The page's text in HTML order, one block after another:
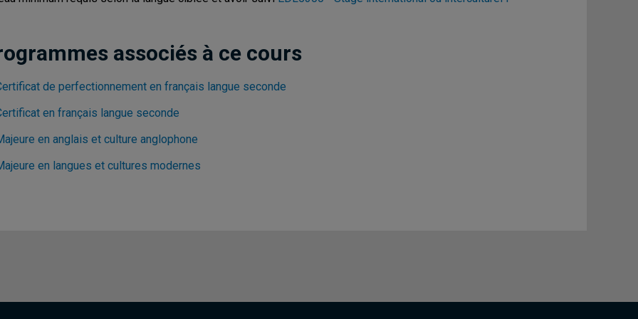
associés à ce cours
de perfectionnement en français langue seconde
en français langue seconde
en anglais et culture anglophone
en langues et cultures modernes